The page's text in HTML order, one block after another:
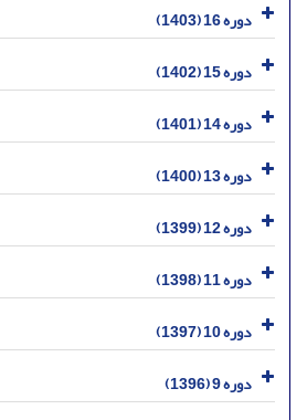
دوره 16 (1403)
دوره 15 (1402)
دوره 14 (1401)
دوره 13 (1400)
دوره 12 (1399)
دوره 11 (1398)
دوره 10 (1397)
دوره 9 (1396)